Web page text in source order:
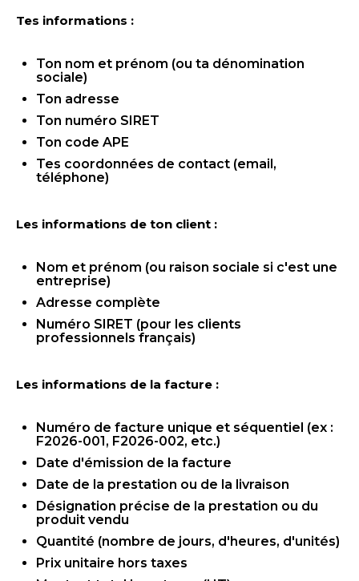
Tes informations :
Ton nom et prénom (ou ta dénomination
sociale)
Ton adresse
Ton numéro SIRET
Ton code APE
Tes coordonnées de contact (email,
téléphone)
Les informations de ton client :
Nom et prénom (ou raison sociale si c'est une
entreprise)
Adresse complète
Numéro SIRET (pour les clients
professionnels français)
Les informations de la facture :
Numéro de facture unique et séquentiel (ex :
F2026-001, F2026-002, etc.)
Date d'émission de la facture
Date de la prestation ou de la livraison
Désignation précise de la prestation ou du
produit vendu
Quantité (nombre de jours, d'heures, d'unités)
Prix unitaire hors taxes